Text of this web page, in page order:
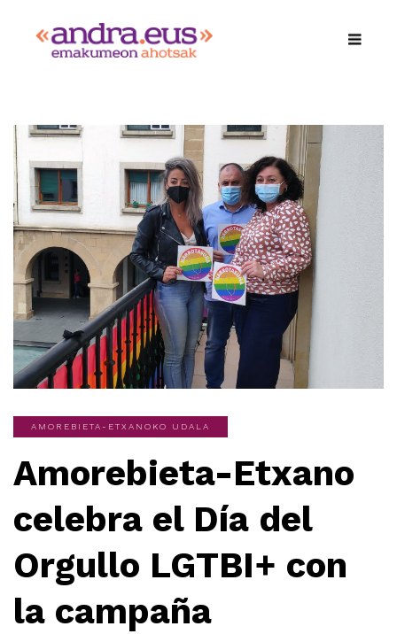
AMOREBIETA-ETXANOKO UDALA
Amorebieta-Etxano
celebra el Día del
Orgullo LGTBI+ con
la campaña